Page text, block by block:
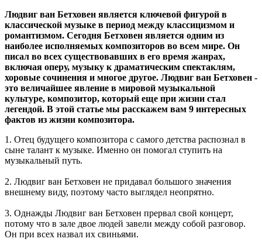
Людвиг ван Бетховен является ключевой фигурой в
классической музыке в период между классицизмом и
романтизмом. Сегодня Бетховен является одним из
наиболее исполняемых композиторов во всем мире. Он
писал во всех существовавших в его время жанрах,
включая оперу, музыку к драматическим спектаклям,
хоровые сочинения и многое другое. Людвиг ван Бетховен -
это величайшее явление в мировой музыкальной
культуре, композитор, который еще при жизни стал
легендой. В этой статье мы расскажем вам 9 интересных
фактов из жизни композитора.
1. Отец будущего композитора с самого детства распознал в
сыне талант к музыке. Именно он помогал ступить на
музыкальный путь.
2. Людвиг ван Бетховен не придавал большого значения
внешнему виду, поэтому часто выглядел неопрятно.
3. Однажды Людвиг ван Бетховен прервал свой концерт,
потому что в зале двое людей завели между собой разговор.
Он при всех назвал их свиньями.